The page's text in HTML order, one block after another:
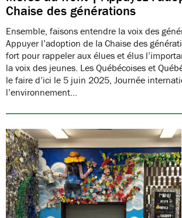
Chaise des générations
Ensemble, faisons entendre la voix des
Appuyer l’adoption de la Chaise des
fort pour rappeler aux élues et élus
la voix des jeunes. Les Québécoises et
le faire d’ici le 5 juin 2025, Journée
l’environnement…